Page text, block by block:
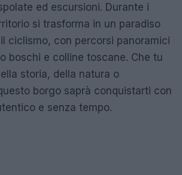
ed escursioni. Durante i
si trasforma in un paradiso
ciclismo, con percorsi panoramici
boschi e colline toscane. Che tu
storia, della natura o
borgo saprà conquistarti con
e senza tempo.